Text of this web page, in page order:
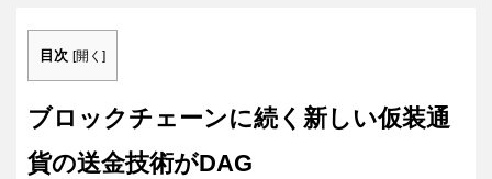
目次 [開く ]
ブロックチェーンに続く新しい仮装通
貨の送金技術がDAG